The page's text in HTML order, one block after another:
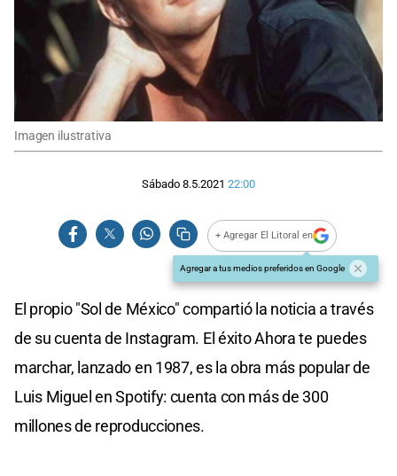
Imagen ilustrativa
Sábado 8.5.2021 22:00
+ Agregar El Litoral en
Agregar a tus medios preferidos en Google
El propio "Sol de México" compartió la noticia a través
de su cuenta de Instagram. El éxito Ahora te puedes
marchar, lanzado en 1987, es la obra más popular de
Luis Miguel en Spotify: cuenta con más de 300
millones de reproducciones.